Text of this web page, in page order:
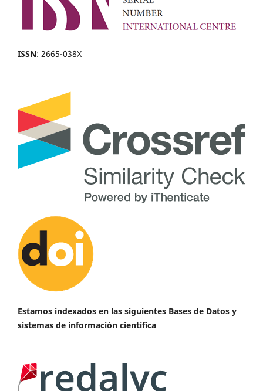
ISSN: 2665-038X
Estamos indexados en las siguientes Bases de Datos y
sistemas de información científica